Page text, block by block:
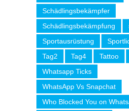
Schädlingsbekämpfer
Schädlingsbekämpfung
Sportausrüstung
Tag2
Tag4 Tattoo
Whatsapp Ticks
WhatsApp Vs Snapchat
Who Blocked You on